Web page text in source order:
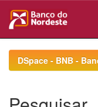
navigationDSpace - BNB -